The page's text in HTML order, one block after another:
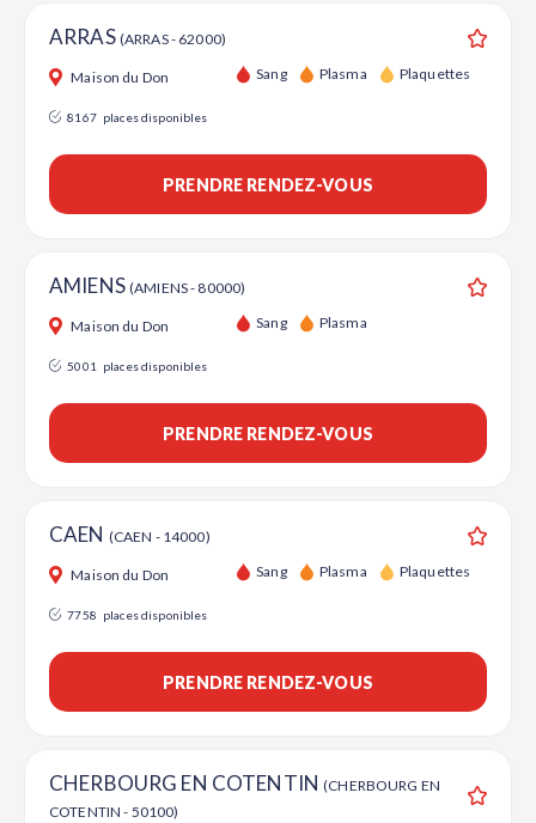
ARRAS (ARRAS - 62000)
Maison du Don Sang Plasma Plaquettes
8167 places disponibles
PRENDRE RENDEZ-VOUS
AMIENS (AMIENS - 80000)
Maison du Don Sang Plasma
5001 places disponibles
PRENDRE RENDEZ-VOUS
CAEN (CAEN - 14000)
Maison du Don Sang Plasma Plaquettes
7758 places disponibles
PRENDRE RENDEZ-VOUS
CHERBOURG EN COTENTIN(CHERBOURG EN
COTENTIN - 50100)